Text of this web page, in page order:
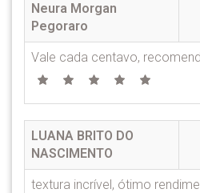
Neura Morgan
Pegoraro
Vale cada centavo,
LUANA BRITO DO
NASCIMENTO
textura incrível, ótimo